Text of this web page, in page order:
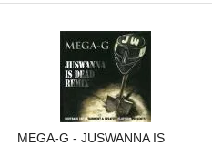
MEGA-G - JUSWANNA IS